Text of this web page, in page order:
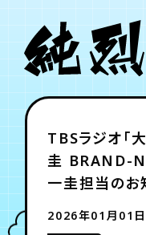
お知らせ
NEWS
紹介
PROFILE
グッズ
GOODS 会員
チケット
TBSラジオ「
圭 BRAND-
一圭担当のお
2026年01月01